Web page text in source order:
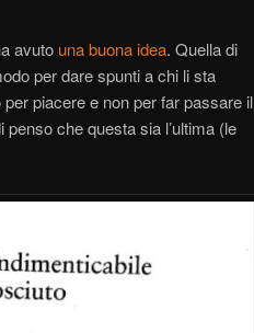
avuto una buona idea. Quella di
per dare spunti a chi li sta
piacere e non per far passare il
che questa sia l’ultima (le